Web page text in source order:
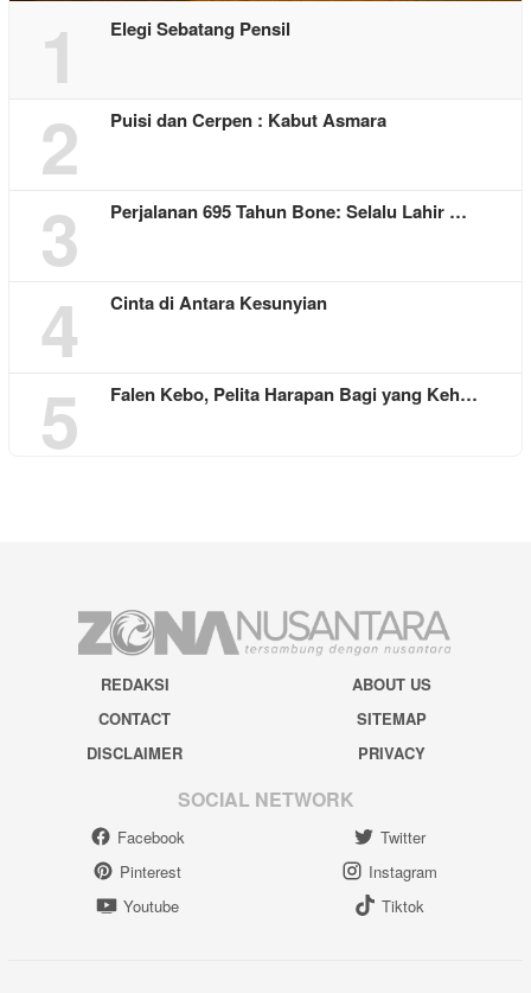
1 Elegi Sebatang Pensil
2 Puisi dan Cerpen : Kabut Asmara
3 Perjalanan 695 Tahun Bone: Selalu Lahir …
4 Cinta di Antara Kesunyian
5 Falen Kebo, Pelita Harapan Bagi yang Keh…
REDAKSI
ABOUT US
CONTACT
SITEMAP
DISCLAIMER
PRIVACY
SOCIAL NETWORK
Facebook
Twitter
Pinterest
Instagram
Youtube
Tiktok